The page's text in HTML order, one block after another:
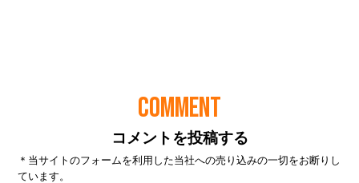
COMMENT
コメントを投稿する
＊当サイトのフォームを利用した当社への売り込みの一切をお断りし
ています。